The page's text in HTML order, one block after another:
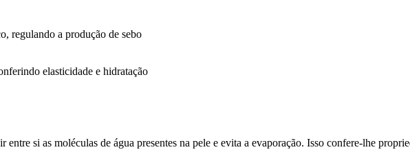
regulando a produção de sebo
elasticidade e hidratação
si as moléculas de água presentes na pele e evita a evaporação. Isso confere-lhe